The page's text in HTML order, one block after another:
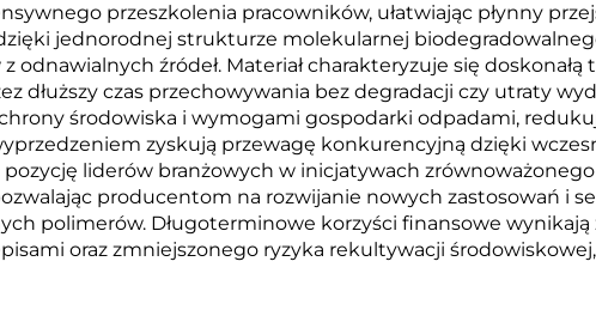
przeszkolenia pracowników, ułatwiając płynny
jednorodnej strukturze molekularnej
źródeł. Materiał charakteryzuje się doskonałą
dłuższy czas przechowywania bez degradacji czy utraty
środowiska i wymogami gospodarki odpadami,
zyskują przewagę konkurencyjną dzięki
liderów branżowych w inicjatywach
producentom na rozwijanie nowych zastosowań i
polimerów. Długoterminowe korzyści finansowe wynikają
oraz zmniejszonego ryzyka rekultywacji